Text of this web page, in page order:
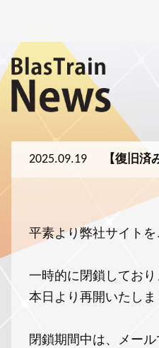
2025.09.19 【復旧済
平素より弊社サイトを
一時的に閉鎖しており
本日より再開いたしま
閉鎖期間中は、メー